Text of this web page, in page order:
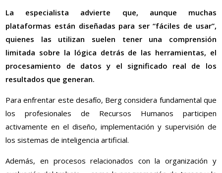
La especialista advierte que, aunque muchas
plataformas están diseñadas para ser “fáciles de usar”,
quienes las utilizan suelen tener una comprensión
limitada sobre la lógica detrás de las herramientas, el
procesamiento de datos y el significado real de los
resultados que generan.
Para enfrentar este desafío, Berg considera fundamental que
los profesionales de Recursos Humanos participen
activamente en el diseño, implementación y supervisión de
los sistemas de inteligencia artificial.
Además, en procesos relacionados con la organización y